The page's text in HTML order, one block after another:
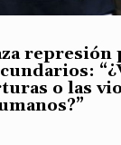
represión
o las